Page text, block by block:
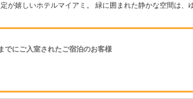
が嬉しいホテルマイアミ。 緑に囲まれた静かな空間は、
でにご入室されたご宿泊のお客様